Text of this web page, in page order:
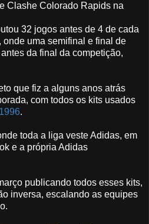
Clashe Colorado Rapids na
32 jogos antes de 4 de cada
uma semifinal e final de
da final da competição,
que fiz a alguns anos atrás
com todos os kits usados
.
toda a liga veste Adidas, em
e a própria Adidas
publicando todos esses kits,
inversa, escalando as equipes